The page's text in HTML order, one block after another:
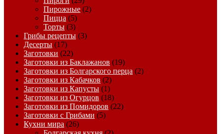
Пирожные (2)
Пицца (5)
Торты (3)
Грибы рецепты (3)
Десерты (17)
Заготовки (22)
Заготовки из Баклажанов (19)
Заготовки из Болгарского перца (2)
Заготовки из Кабачков (2)
Заготовки из Капусты (1)
Заготовки из Огурцов (18)
Заготовки из Помидоров (22)
Заготовки с Грибами (5)
Кухни мира (26)